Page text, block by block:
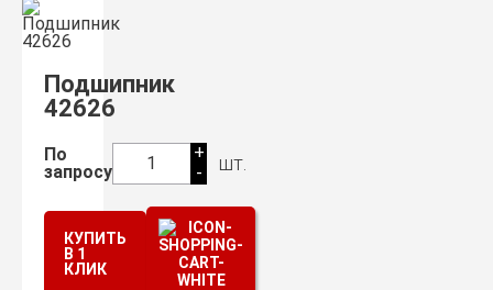
Подшипник
42626
По
запросу
1
+
-
шт.
КУПИТЬ
В 1
КЛИК